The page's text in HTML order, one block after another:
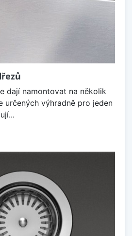
dají namontovat na několik
určených výhradně pro jeden